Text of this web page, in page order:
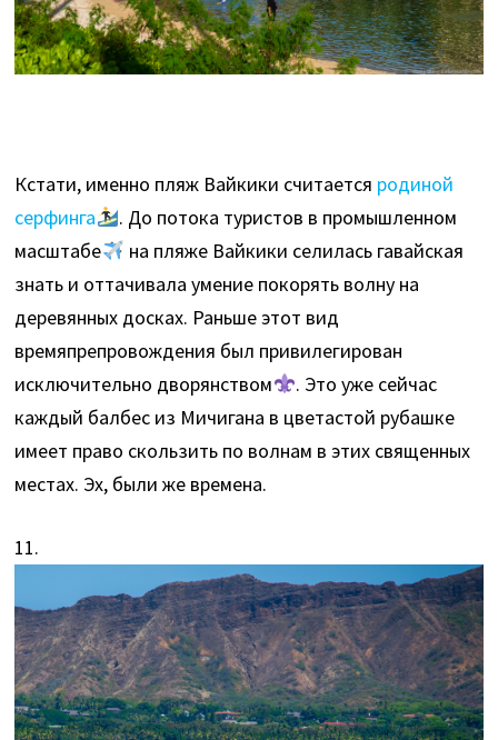
Кстати, именно пляж Вайкики считается родиной
серфинга
. До потока туристов в промышленном
масштабе
на пляже Вайкики селилась гавайская
знать и оттачивала умение покорять волну на
деревянных досках. Раньше этот вид
времяпрепровождения был привилегирован
исключительно дворянством
. Это уже сейчас
каждый балбес из Мичигана в цветастой рубашке
имеет право скользить по волнам в этих священных
местах. Эх, были же времена.
11.